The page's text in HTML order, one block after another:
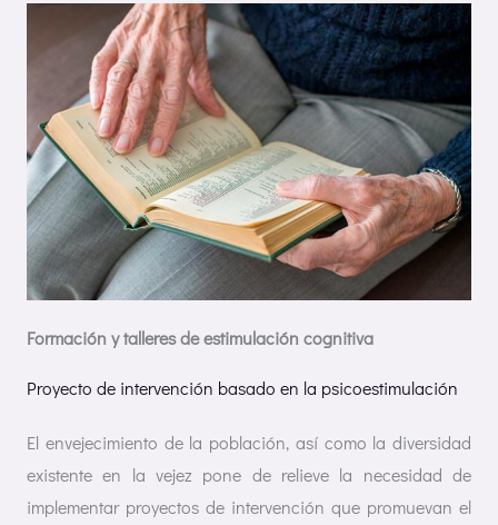
Formación y talleres de estimulación cognitiva
Proyecto de intervención basado en la psicoestimulación
El envejecimiento de la población, así como la diversidad
existente en la vejez pone de relieve la necesidad de
implementar proyectos de intervención que promuevan el